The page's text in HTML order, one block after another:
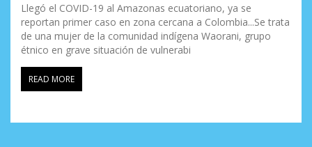
Llegó el COVID-19 al Amazonas ecuatoriano, ya se
reportan primer caso en zona cercana a Colombia...Se trata
de una mujer de la comunidad indígena Waorani, grupo
étnico en grave situación de vulnerabi
READ MORE